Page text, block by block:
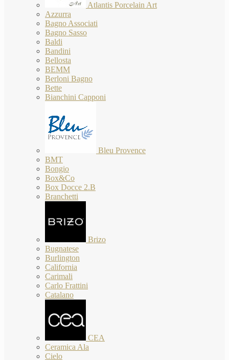
Atlantis Porcelain Art
Azzurra
Bagno Associati
Bagno Sasso
Baldi
Bandini
Bellosta
BEMM
Berloni Bagno
Bette
Bianchini Capponi
Bleu Provence
BMT
Bongio
Box&Co
Box Docce 2.B
Branchetti
Brizo
Bugnatese
Burlington
California
Carimali
Carlo Frattini
Catalano
CEA
Ceramica Ala
Cielo